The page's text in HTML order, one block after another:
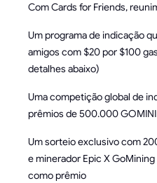
Com Cards for Friends,
Um programa de indicação
amigos com $20 por $100
detalhes abaixo)
Uma competição global de
prêmios de 500.000
Um sorteio exclusivo com
e minerador Epic X
como prêmio